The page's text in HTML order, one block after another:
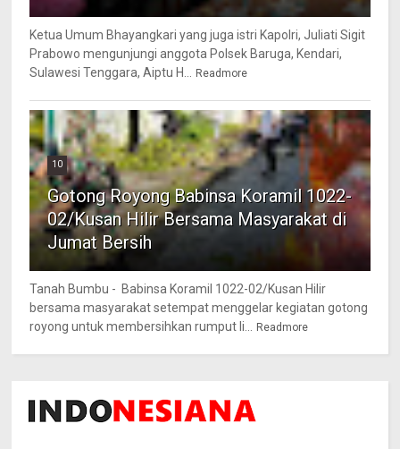
Ketua Umum Bhayangkari yang juga istri Kapolri, Juliati Sigit
Prabowo mengunjungi anggota Polsek Baruga, Kendari,
Sulawesi Tenggara, Aiptu H...
Readmore
10
Gotong Royong Babinsa Koramil 1022-
02/Kusan Hilir Bersama Masyarakat di
Jumat Bersih
Tanah Bumbu - Babinsa Koramil 1022-02/Kusan Hilir
bersama masyarakat setempat menggelar kegiatan gotong
royong untuk membersihkan rumput li...
Readmore